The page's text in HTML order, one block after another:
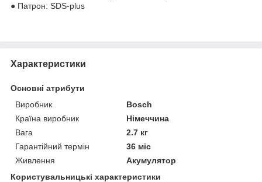
● Патрон: SDS-plus
Характеристики
Основні атрибути
Виробник
Bosch
Країна виробник
Німеччина
Вага
2.7 кг
Гарантійний термін
36 міс
Живлення
Акумулятор
Користувальницькі характеристики